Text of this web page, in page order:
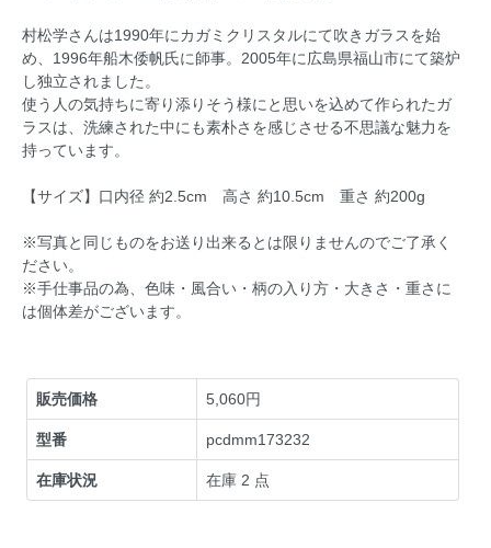
村松学さんは1990年にカガミクリスタルにて吹きガラスを始
め、1996年船木倭帆氏に師事。2005年に広島県福山市にて築炉
し独立されました。
使う人の気持ちに寄り添りそう様にと思いを込めて作られたガ
ラスは、洗練された中にも素朴さを感じさせる不思議な魅力を
持っています。
【サイズ】口内径 約2.5cm 高さ 約10.5cm 重さ 約200g
※写真と同じものをお送り出来るとは限りませんのでご了承く
ださい。
※手仕事品の為、色味・風合い・柄の入り方・大きさ・重さに
は個体差がございます。
販売価格 5,060円
型番 pcdmm173232
在庫状況 在庫 2 点